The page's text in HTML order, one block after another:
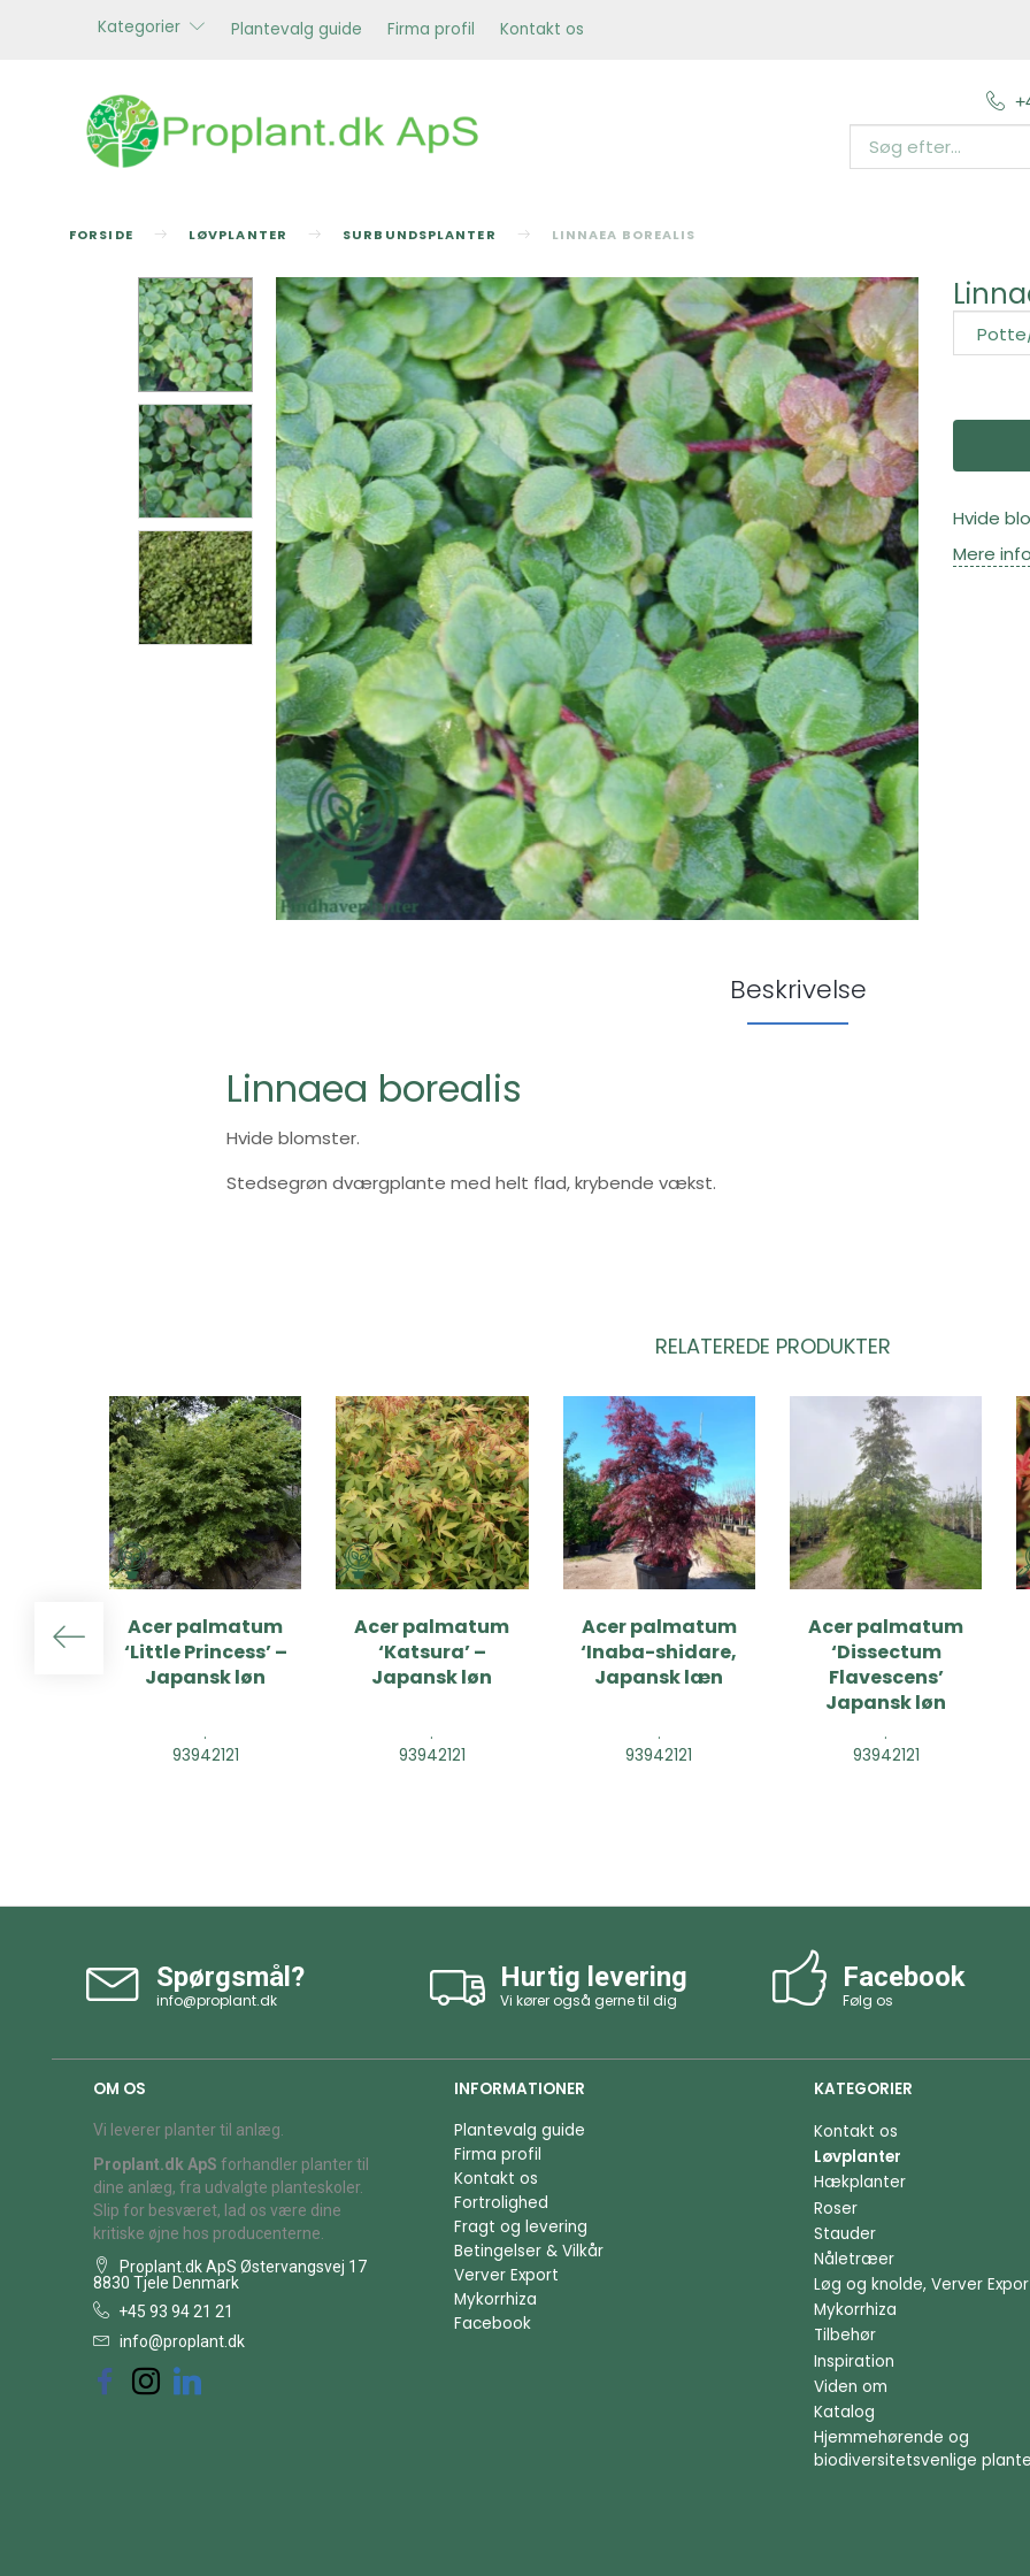
Kategorier Plantevalg guide Firma profil Kontakt os
FORSIDE LØVPLANTER SURBUNDSPLANTER LINNAEA BOREALIS
Hvide
Mere
Beskrivelse
Linnaea borealis
Hvide blomster.
Stedsegrøn dværgplante med helt flad, krybende vækst.
RELATEREDE PRODUKTER
Acer palmatum
‘Little Princess’ –
Japansk løn
.
93942121
Acer palmatum
‘Katsura’ –
Japansk løn
.
93942121
Acer palmatum
‘Inaba-shidare,
Japansk læn
.
93942121
Acer palmatum
‘Dissectum
Flavescens’
Japansk løn
.
93942121
Spørgsmål?
info@proplant.dk
Hurtig levering
Vi kører også gerne til dig
Facebook
Følg os
OM OS
Vi leverer planter til anlæg.
Proplant.dk ApS forhandler planter til
dine anlæg, fra udvalgte planteskoler.
Slip for besværet, lad os være dine
kritiske øjne hos producenterne.
Proplant.dk ApS Østervangsvej 17
8830 Tjele Denmark
+45 93 94 21 21
info@proplant.dk
INFORMATIONER
Plantevalg guide
Firma profil
Kontakt os
Fortrolighed
Fragt og levering
Betingelser & Vilkår
Verver Export
Mykorrhiza
Facebook
KATEGORIER
Kontakt os
Løvplanter
Hækplanter
Roser
Stauder
Nåletræer
Løg og knolde, Verver
Mykorrhiza
Tilbehør
Inspiration
Viden om
Katalog
Hjemmehørende og
biodiversitetsvenlige